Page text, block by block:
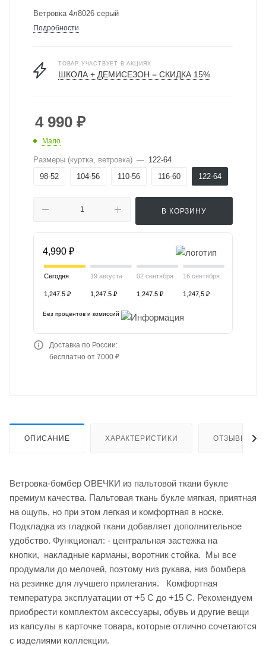
Ветровка 4л8026 серый
Подробности
ТОВАР УЧАСТВУЕТ В АКЦИЯХ
ШКОЛА + ДЕМИСЕЗОН = СКИДКА 15%
4 990 ₽
Мало
Размеры (куртка, ветровка) — 122-64
98-52
104-56 110-56 116-60 122-64
В КОРЗИНУ
4,990 ₽
Сегодня
1,247.5 ₽
19 августа
1,247.5 ₽
02 сентября
1,247.5 ₽
16 сентября
1,247,5 ₽
Без процентов и комиссий
Доставка по России:
бесплатно от 7000 ₽
ОПИСАНИЕ ХАРАКТЕРИСТИКИ ОТЗЫВЫ (1)
Ветровка-бомбер ОВЕЧКИ из пальтовой ткани букле
премиум качества. Пальтовая ткань букле мягкая, приятная
на ощупь, но при этом легкая и комфортная в носке.
Подкладка из гладкой ткани добавляет дополнительное
удобство. Функционал: - центральная застежка на
кнопки, накладные карманы, воротник стойка. Мы все
продумали до мелочей, поэтому низ рукава, низ бомбера
на резинке для лучшего прилегания. Комфортная
температура эксплуатации от +5 С до +15 С. Рекомендуем
приобрести комплектом аксессуары, обувь и другие вещи
из капсулы в карточке товара, которые отлично сочетаются
с изделиями коллекции.